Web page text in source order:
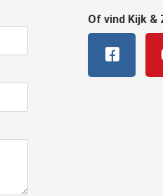
Of vind Kijk &